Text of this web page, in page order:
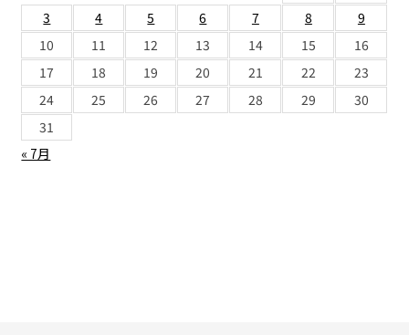
« 7月
3
4 5 6 7 8
9
10
11 12 13 14 15
16
17
18 19 20 21 22
23
24
25 26 27 28 29
30
31